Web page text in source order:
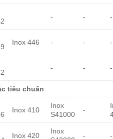
- - -
Inox 446 - - -
- - -
tiêu chuẩn
Inox 410
Inox
S41000
-
Inox 420
Inox
- -